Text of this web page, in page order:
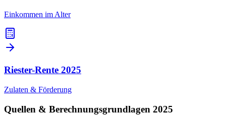
Einkommen im Alter
Riester-Rente 2025
Zulaten & Förderung
Quellen & Berechnungsgrundlagen 2025